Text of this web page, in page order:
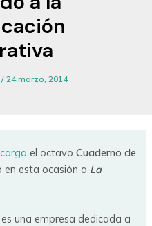
/ 24 marzo, 2014
el octavoCuaderno de
en esta ocasión a La
es una empresa dedicada a